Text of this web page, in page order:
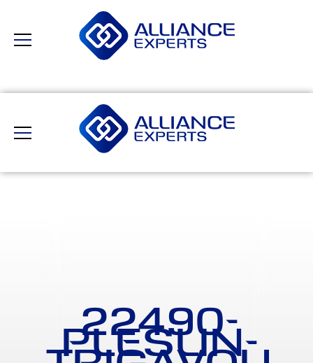
22490-
PLESLIN-